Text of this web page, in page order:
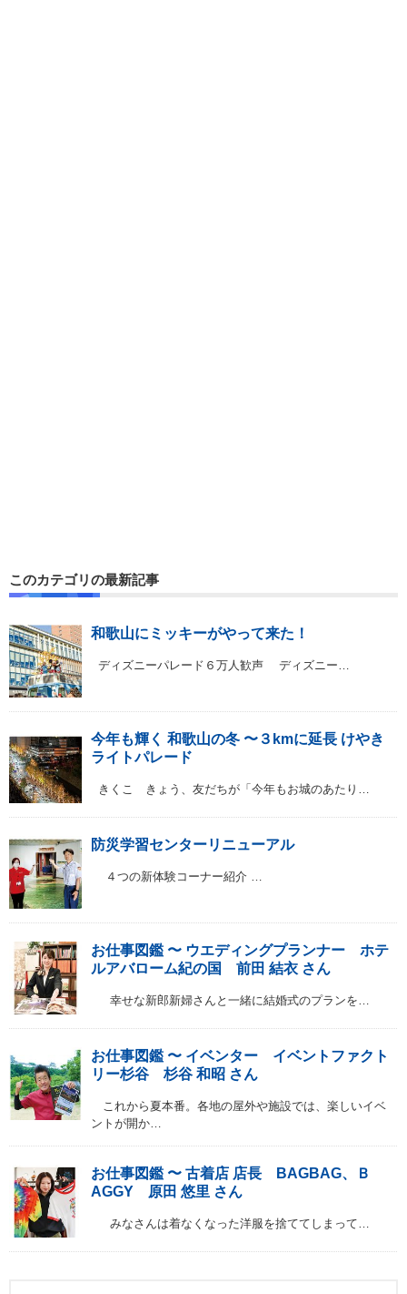
このカテゴリの最新記事
和歌山にミッキーがやって来た！
ディズニーパレード６万人歓声 ディズニー…
今年も輝く 和歌山の冬 〜３kmに延長 けやき
ライトパレード
きくこ きょう、友だちが「今年もお城のあたり…
防災学習センターリニューアル
４つの新体験コーナー紹介 …
お仕事図鑑 〜 ウエディングプランナー ホテ
ルアバローム紀の国 前田 結衣 さん
幸せな新郎新婦さんと一緒に結婚式のプランを…
お仕事図鑑 〜 イベンター イベントファクト
リー杉谷 杉谷 和昭 さん
これから夏本番。各地の屋外や施設では、楽しいイベ
ントが開か…
お仕事図鑑 〜 古着店 店長 BAGBAG、Ｂ
AGGY 原田 悠里 さん
みなさんは着なくなった洋服を捨ててしまって…